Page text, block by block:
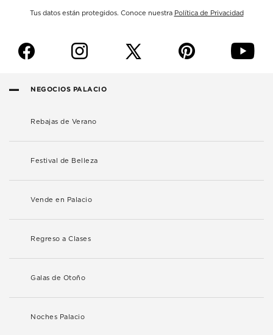
Tus datos están protegidos. Conoce nuestra Política de Privacidad
f i p y
NEGOCIOS PALACIO
Rebajas de Verano
Festival de Belleza
Vende en Palacio
Regreso a Clases
Galas de Otoño
Noches Palacio